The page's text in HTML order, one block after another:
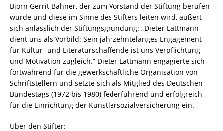
Björn Gerrit Bahner, der zum Vorstand der Stiftung berufen
wurde und diese im Sinne des Stifters leiten wird, äußert
sich anlässlich der Stiftungsgründung: „Dieter Lattmann
dient uns als Vorbild: Sein jahrzehntelanges Engagement
für Kultur- und Literaturschaffende ist uns Verpflichtung
und Motivation zugleich.“ Dieter Lattmann engagierte sich
fortwährend für die gewerkschaftliche Organisation von
Schriftstellern und setzte sich als Mitglied des Deutschen
Bundestags (1972 bis 1980) federführend und erfolgreich
für die Einrichtung der Künstlersozialversicherung ein.
Über den Stifter: